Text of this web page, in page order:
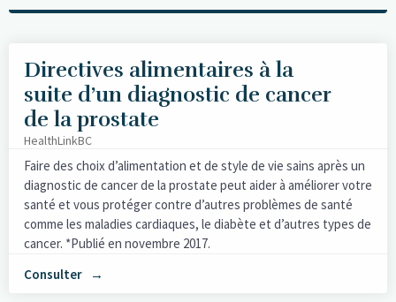
Directives alimentaires à la
suite d’un diagnostic de cancer
de la prostate
HealthLinkBC
Faire des choix d’alimentation et de style de vie sains après un
diagnostic de cancer de la prostate peut aider à améliorer votre
santé et vous protéger contre d’autres problèmes de santé
comme les maladies cardiaques, le diabète et d’autres types de
cancer. *Publié en novembre 2017.
Consulter